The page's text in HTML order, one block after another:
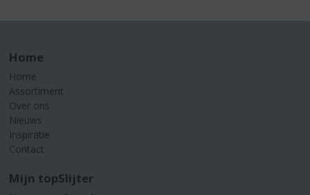
Home
Home
Assortiment
Over ons
Nieuws
Inspiratie
Contact
Mijn topSlijter